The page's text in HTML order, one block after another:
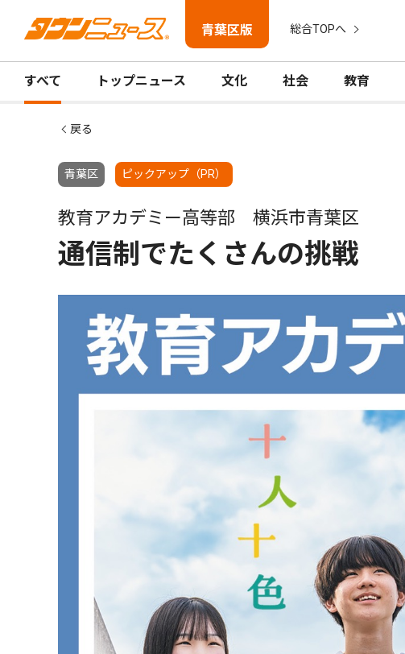
青葉区版 総合TOPへ
すべて トップニュース 文化 社会 教育
戻る
青葉区 ピックアップ（PR）
教育アカデミー高等部 横浜市青葉区
通信制でたくさんの挑戦